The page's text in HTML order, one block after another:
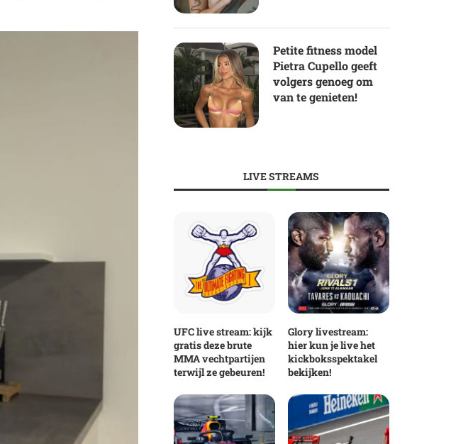
Petite fitness model
Pietra Cupello geeft
volgers genoeg om
van te genieten!
LIVE STREAMS
UFC live stream: kijk
gratis deze brute
MMA vechtpartijen
terwijl ze gebeuren!
Glory livestream:
hier kun je live het
kickboksspektakel
bekijken!